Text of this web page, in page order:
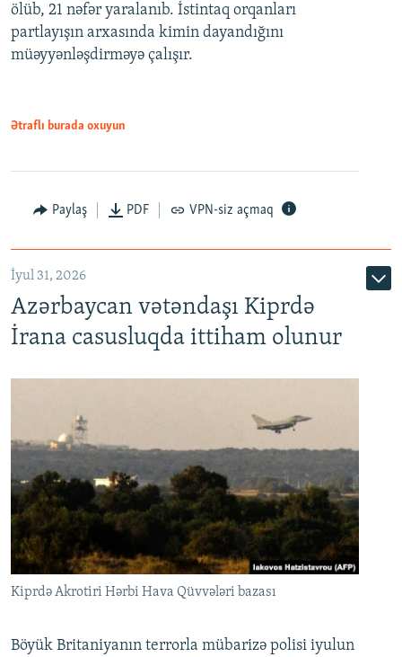
ölüb, 21 nəfər yaralanıb. İstintaq orqanları
partlayışın arxasında kimin dayandığını
müəyyənləşdirməyə çalışır.
Ətraflı burada oxuyun
Paylaş PDF VPN-siz açmaq
İyul 31, 2026
Azərbaycan vətəndaşı Kiprdə
İrana casusluqda ittiham olunur
Kiprdə Akrotiri Hərbi Hava Qüvvələri bazası
Böyük Britaniyanın terrorla mübarizə polisi iyulun